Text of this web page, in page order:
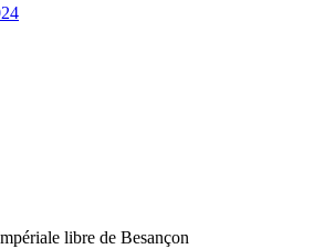
libre de Besançon